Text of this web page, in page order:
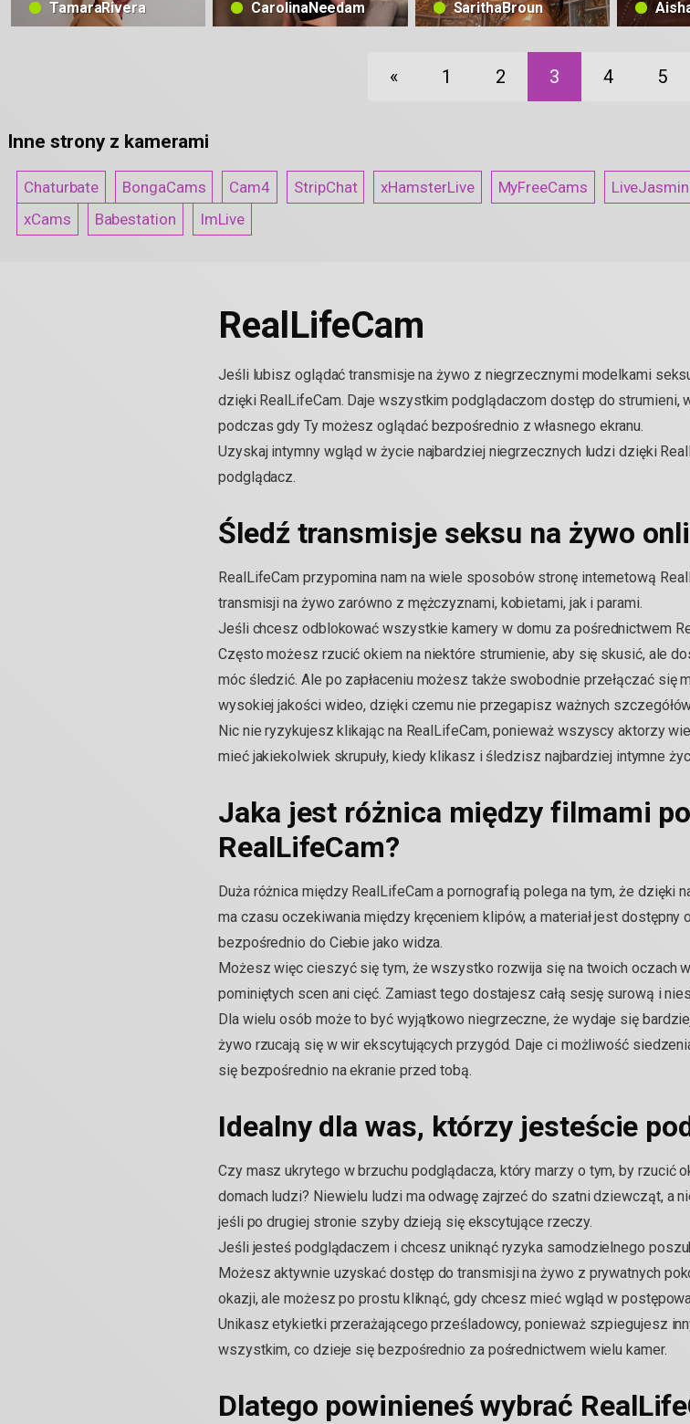
TamaraRivera CarolinaNeedam SarithaBroun
« 1 2 3 4 5
Inne strony z kamerami
Chaturbate BongaCams Cam4 StripChat xHamsterLive MyFreeCams LiveJasmin
xCams
Babestation ImLive
RealLifeCam
Jeśli lubisz oglądać transmisje na żywo z niegrzecznymi modelkami
dzięki RealLifeCam. Daje wszystkim podglądaczom dostęp do
podczas gdy Ty możesz oglądać bezpośrednio z własnego ekranu.
Uzyskaj intymny wgląd w życie najbardziej niegrzecznych ludzi dzięki
podglądacz.
Śledź transmisje seksu na żywo
RealLifeCam przypomina nam na wiele sposobów stronę internetową
transmisji na żywo zarówno z mężczyznami, kobietami, jak i parami.
Jeśli chcesz odblokować wszystkie kamery w domu za pośrednictwem
Często możesz rzucić okiem na niektóre strumienie, aby się skusić, ale
móc śledzić. Ale po zapłaceniu możesz także swobodnie przełączać się
wysokiej jakości wideo, dzięki czemu nie przegapisz ważnych
Nic nie ryzykujesz klikając na RealLifeCam, ponieważ wszyscy aktorzy
mieć jakiekolwiek skrupuły, kiedy klikasz i śledzisz najbardziej intymne
Jaka jest różnica między filmami
RealLifeCam?
Duża różnica między RealLifeCam a pornografią polega na tym, że dzięki
ma czasu oczekiwania między kręceniem klipów, a materiał jest
bezpośrednio do Ciebie jako widza.
Możesz więc cieszyć się tym, że wszystko rozwija się na twoich oczach
pominiętych scen ani cięć. Zamiast tego dostajesz całą sesję surową i
Dla wielu osób może to być wyjątkowo niegrzeczne, że wydaje się
żywo rzucają się w wir ekscytujących przygód. Daje ci możliwość
się bezpośrednio na ekranie przed tobą.
Idealny dla was, którzy jesteście
Czy masz ukrytego w brzuchu podglądacza, który marzy o tym, by rzucić
domach ludzi? Niewielu ludzi ma odwagę zajrzeć do szatni dziewcząt, a
jeśli po drugiej stronie szyby dzieją się ekscytujące rzeczy.
Jeśli jesteś podglądaczem i chcesz uniknąć ryzyka samodzielnego
Możesz aktywnie uzyskać dostęp do transmisji na żywo z prywatnych
okazji, ale możesz po prostu kliknąć, gdy chcesz mieć wgląd w
Unikasz etykietki przerażającego prześladowcy, ponieważ szpiegujesz
wszystkim, co dzieje się bezpośrednio za pośrednictwem wielu kamer.
Dlatego powinieneś wybrać